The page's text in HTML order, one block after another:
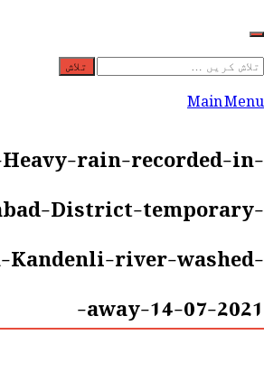
تلاش
کریں
Main Menu
rain-recorded-in-
District-temporary-
river-washed-
away-14-07-2021-